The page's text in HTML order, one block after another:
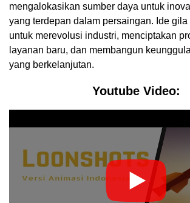
mengalokasikan sumber daya untuk
yang terdepan dalam persaingan. Ide
untuk merevolusi industri, menciptakan
layanan baru, dan membangun
yang berkelanjutan.
Youtube Video: